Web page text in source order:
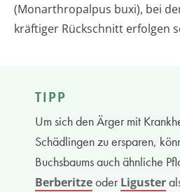
(Monarthropalpus buxi), bei
kräftiger Rückschnitt erfolgen
TIPP
Um sich den Ärger mit
Schädlingen zu ersparen,
Buchsbaums auch ähnliche
BerberitzeoderLiguster